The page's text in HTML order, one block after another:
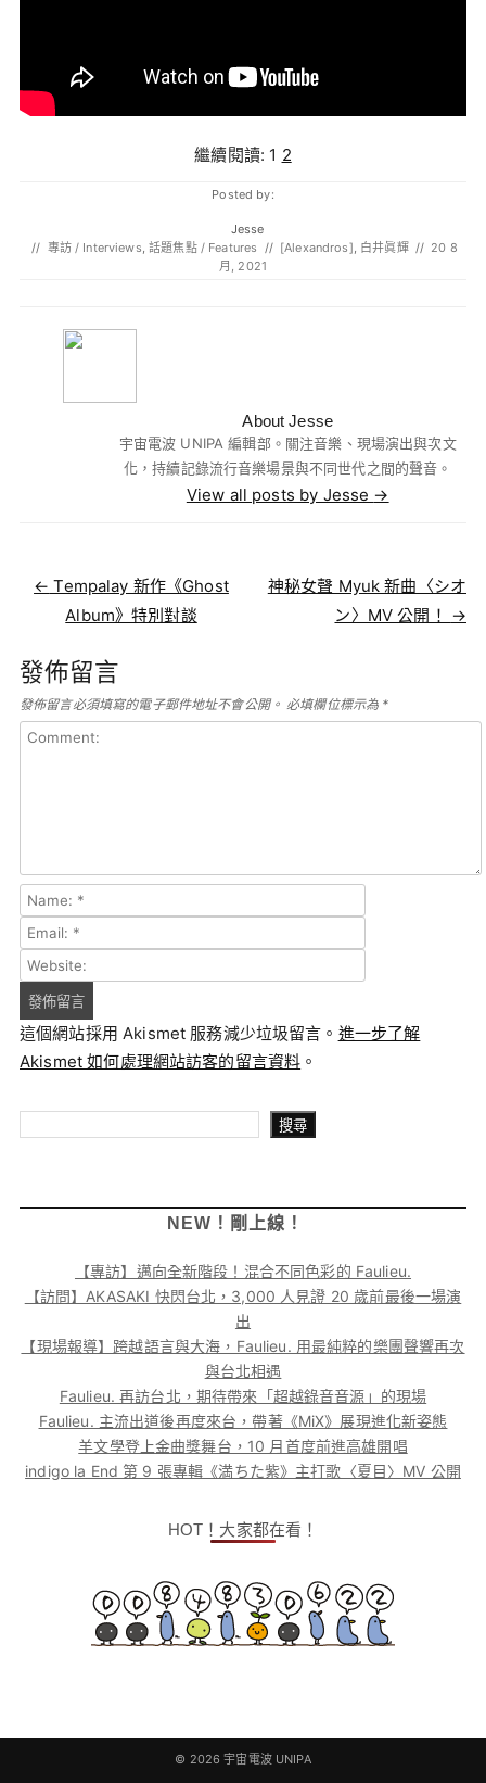
繼續閱讀: 1 2
Posted by:
Jesse
// 專訪 / Interviews,話題焦點 / Features // [Alexandros], 白井眞輝 // 20 8
月, 2021
About Jesse
宇宙電波 UNIPA 編輯部。關注音樂、現場演出與次文
化，持續記錄流行音樂場景與不同世代之間的聲音。
View all posts by Jesse →
Post navigation
← Tempalay 新作《Ghost
Album》特別對談
神秘女聲 Myuk 新曲〈シオ
ン〉MV 公開！ →
發佈留言
發佈留言必須填寫的電子郵件地址不會公開。 必填欄位標示為 *
這個網站採用 Akismet 服務減少垃圾留言。 進一步了解
Akismet 如何處理網站訪客的留言資料 。
搜尋
NEW！剛上線！
【專訪】邁向全新階段！混合不同色彩的 Faulieu.
【訪問】AKASAKI 快閃台北，3,000 人見證 20 歲前最後一場演
出
【現場報導】跨越語言與大海，Faulieu. 用最純粹的樂團聲響再次
與台北相遇
Faulieu. 再訪台北，期待帶來「超越錄音音源」的現場
Faulieu. 主流出道後再度來台，帶著《MiX》展現進化新姿態
羊文學登上金曲獎舞台，10 月首度前進高雄開唱
indigo la End 第 9 張專輯《満ちた紫》主打歌〈夏目〉MV 公開
HOT！大家都在看！
© 2026宇宙電波 UNIPA